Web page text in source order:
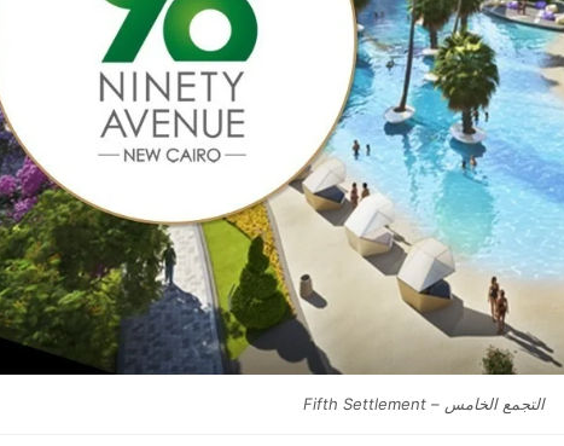
التجمع الخامس – Fifth Settlement